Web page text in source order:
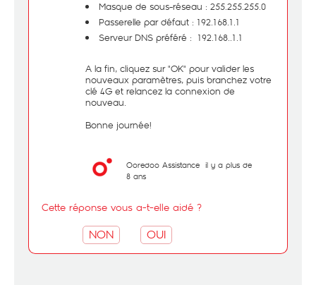
Masque de sous-réseau : 255.255.255.0
Passerelle par défaut : 192.168.1.1
Serveur DNS préféré : 192.168..1.1
A la fin, cliquez sur "OK" pour valider les
nouveaux paramètres, puis branchez votre
clé 4G et relancez la connexion de
nouveau.
Bonne journée!
Ooredoo Assistance il y a plus de
8 ans
Cette réponse vous a-t-elle aidé ?
NON OUI